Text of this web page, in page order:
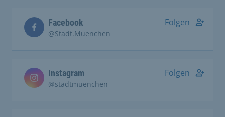
Facebook
@Stadt.Muenchen
Folgen
Instagram
@stadtmuenchen
Folgen